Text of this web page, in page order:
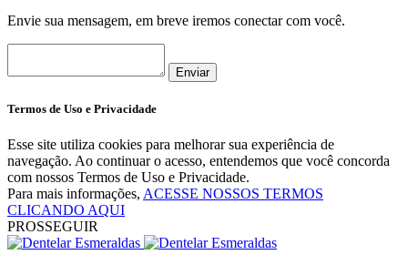
Envie sua mensagem, em breve iremos conectar com você.
Enviar
Termos de Uso e Privacidade
Esse site utiliza cookies para melhorar sua experiência de
navegação. Ao continuar o acesso, entendemos que você concorda
com nossos Termos de Uso e Privacidade.
Para mais informações, ACESSE NOSSOS TERMOS
CLICANDO AQUI
PROSSEGUIR